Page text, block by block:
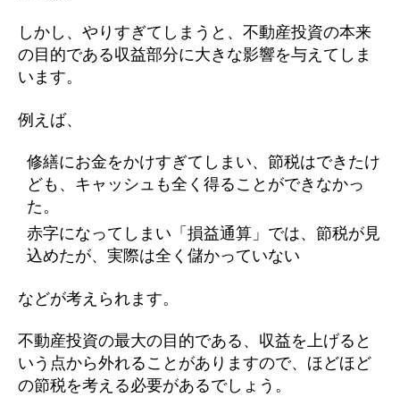
しかし、やりすぎてしまうと、不動産投資の本来
の目的である収益部分に大きな影響を与えてしま
います。
例えば、
修繕にお金をかけすぎてしまい、節税はできたけ
ども、キャッシュも全く得ることができなかっ
た。
赤字になってしまい「損益通算」では、節税が見
込めたが、実際は全く儲かっていない
などが考えられます。
不動産投資の最大の目的である、収益を上げると
いう点から外れることがありますので、ほどほど
の節税を考える必要があるでしょう。